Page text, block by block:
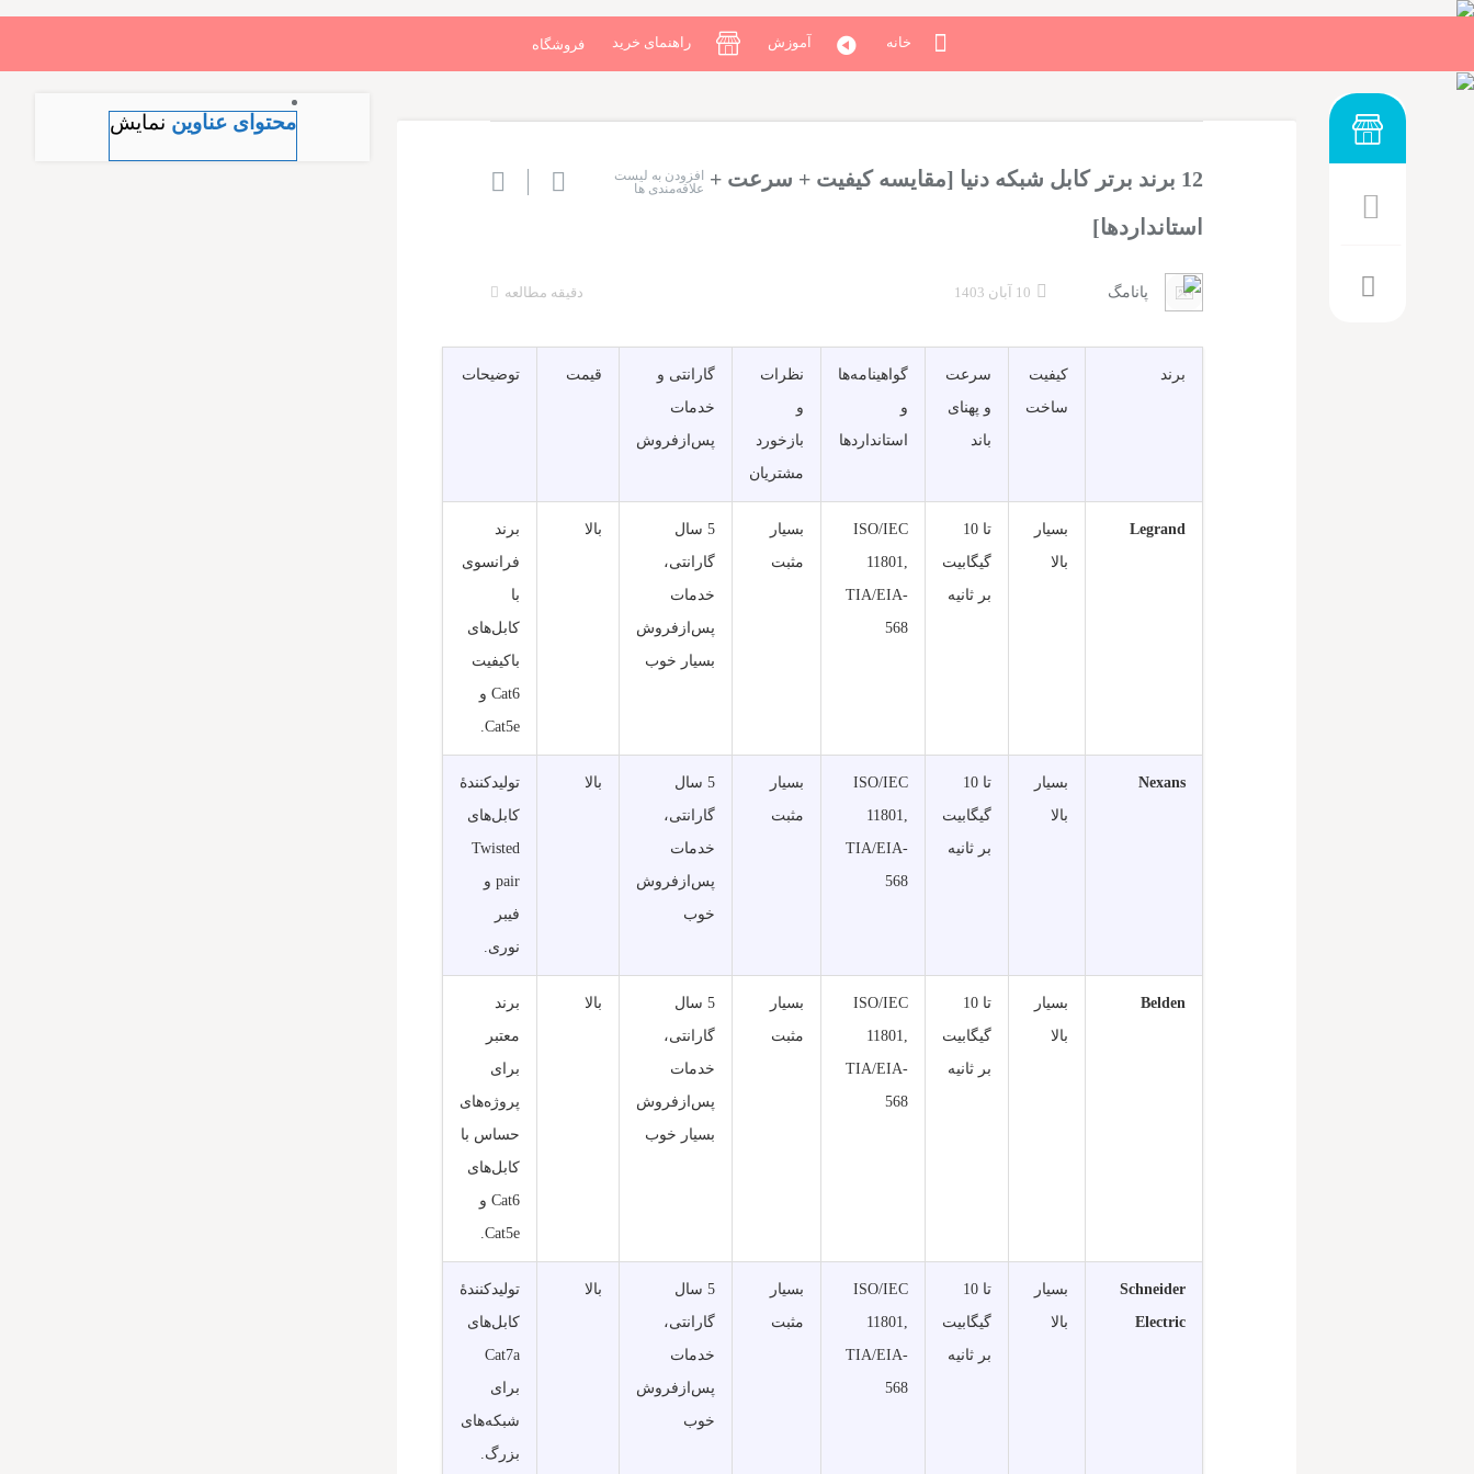
خانه آموزش راهنمای خرید فروشگاه
12 برند برتر کابل شبکه دنیا [مقایسه کیفیت + سرعت +
استانداردها]
افزودن به لیست
علاقه‌مندی ها
پانامگ 10 آبان 1403 دقیقه مطالعه
برند
کیفیت
ساخت
سرعت
و پهنای
باند
گواهینامه‌ها
و
استانداردها
نظرات
و
بازخورد
مشتریان
گارانتی و
خدمات
پس‌ازفروش
قیمت توضیحات
Legrand
بسیار
بالا
تا 10
گیگابیت
بر ثانیه
ISO/IEC
11801,
TIA/EIA-
568
بسیار
مثبت
5 سال
گارانتی،
خدمات
پس‌ازفروش
بسیار خوب
بالا
برند
فرانسوی
با
کابل‌های
باکیفیت
Cat6 و
Cat5e.
Nexans
بسیار
بالا
تا 10
گیگابیت
بر ثانیه
ISO/IEC
11801,
TIA/EIA-
568
بسیار
مثبت
5 سال
گارانتی،
خدمات
پس‌ازفروش
خوب
بالا
تولیدکنندۀ
کابل‌های
Twisted
pair و
فیبر
نوری.
Belden
بسیار
بالا
تا 10
گیگابیت
بر ثانیه
ISO/IEC
11801,
TIA/EIA-
568
بسیار
مثبت
5 سال
گارانتی،
خدمات
پس‌ازفروش
بسیار خوب
بالا
برند
معتبر
برای
پروژه‌های
حساس با
کابل‌های
Cat6 و
Cat5e.
Schneider
Electric
بسیار
بالا
تا 10
گیگابیت
بر ثانیه
ISO/IEC
11801,
TIA/EIA-
568
بسیار
مثبت
5 سال
گارانتی،
خدمات
پس‌ازفروش
خوب
بالا
تولیدکنندۀ
کابل‌های
Cat7a
برای
شبکه‌های
بزرگ.
محتوای عناوین نمایش